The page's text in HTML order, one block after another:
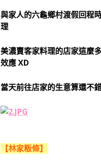
與家人的六龜鄉村渡假回程
理
美濃賣客家料理的店家這麼
效應 XD
當天前往店家的生意算還不
【林家粄條】